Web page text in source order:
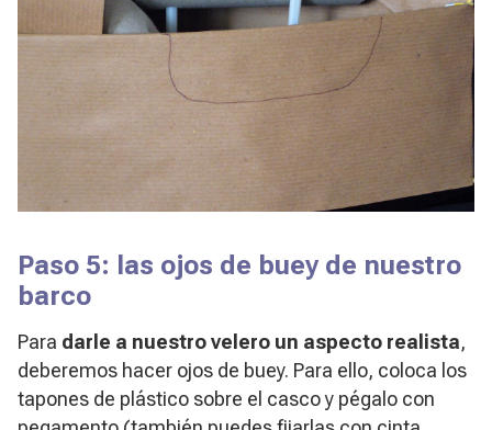
Paso 5: las ojos de buey de nuestro
barco
Para darle a nuestro velero un aspecto realista,
deberemos hacer ojos de buey. Para ello, coloca los
tapones de plástico sobre el casco y pégalo con